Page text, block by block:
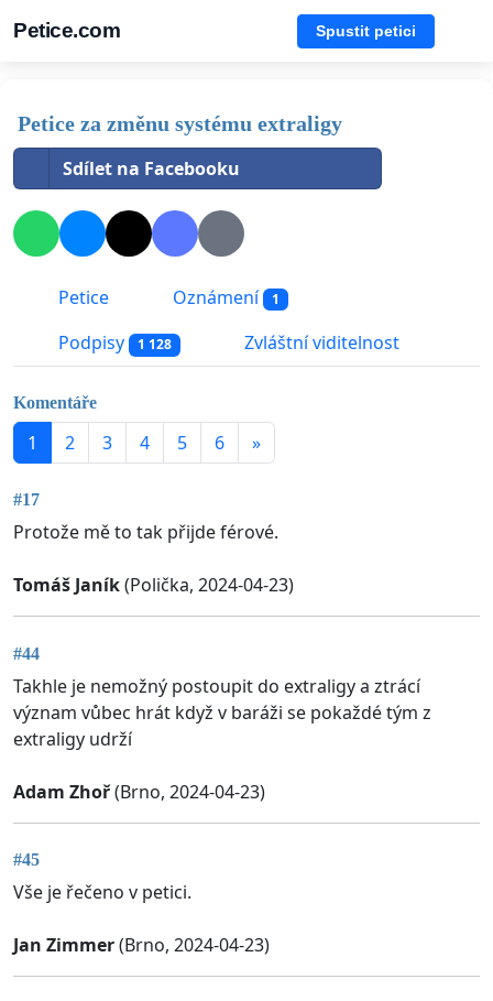
Petice.com Spustit petici
Petice za změnu systému extraligy
Sdílet na Facebooku
Petice Oznámení 1
Podpisy 1 128 Zvláštní viditelnost
Komentáře
1 2 3 4 5 6 »
#17
Protože mě to tak přijde férové.
Tomáš Janík(Polička, 2024-04-23)
#44
Takhle je nemožný postoupit do extraligy a ztrácí
význam vůbec hrát když v baráži se pokaždé tým z
extraligy udrží
Adam Zhoř(Brno, 2024-04-23)
#45
Vše je řečeno v petici.
Jan Zimmer(Brno, 2024-04-23)